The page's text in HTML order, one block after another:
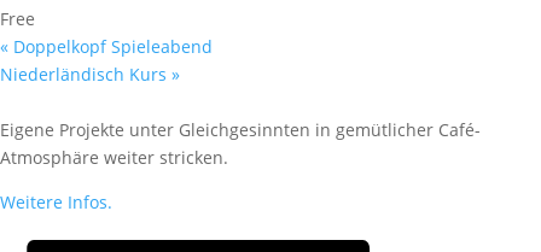
Free
« Doppelkopf Spieleabend
Niederländisch Kurs »
Eigene Projekte unter Gleichgesinnten in gemütlicher Café-
Atmosphäre weiter stricken.
Weitere Infos.